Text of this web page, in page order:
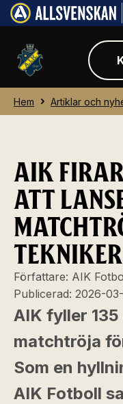
Hem Artiklar och
AIK
ATT
Författare: AIK
Publicerad: 2026-
AIK fyller
matchtröja
Som en
AIK Fotboll